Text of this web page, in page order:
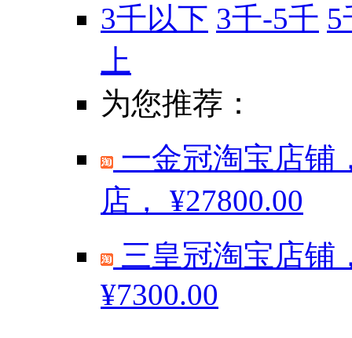
3千以下 3千-5千 5
上
为您推荐：
一金冠淘宝店铺
店， ¥27800.00
三皇冠淘宝店铺
¥7300.00